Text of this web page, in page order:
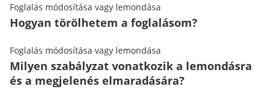
Foglalás módosítása vagy lemondása
Hogyan törölhetem a foglalásom?
Foglalás módosítása vagy lemondása
Milyen szabályzat vonatkozik a lemondásra
és a megjelenés elmaradására?